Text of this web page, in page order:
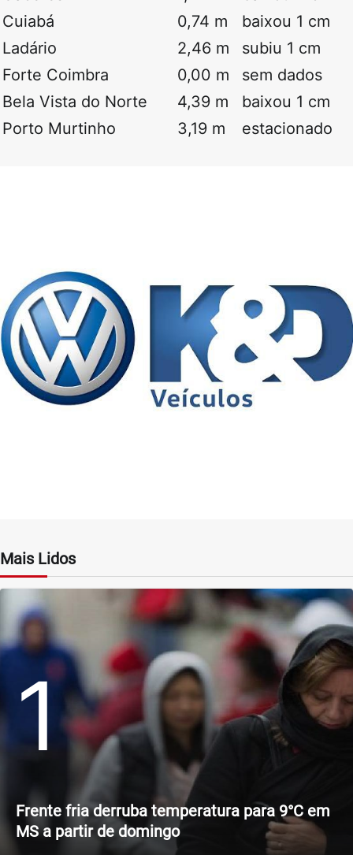
Cuiabá
0,74 m
baixou 1 cm
Ladário
2,46 m
subiu 1 cm
Forte Coimbra
0,00 m
sem dados
Bela Vista do Norte
4,39 m
baixou 1 cm
Porto Murtinho
3,19 m estacionado
Mais Lidos
1
Frente fria derruba temperatura para 9°C em
MS a partir de domingo